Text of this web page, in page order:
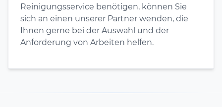
Reinigungsservice benötigen, können Sie
sich an einen unserer Partner wenden, die
Ihnen gerne bei der Auswahl und der
Anforderung von Arbeiten helfen.